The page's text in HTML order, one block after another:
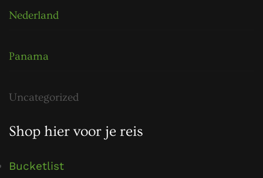
Nederland
Panama
Uncategorized
Shop hier voor je reis
Bucketlist